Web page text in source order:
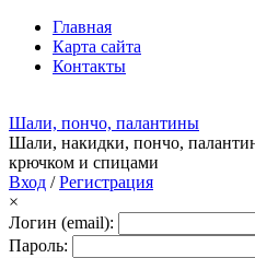
Главная
Карта сайта
Контакты
Шали, пончо, палантины
Шали, накидки, пончо,
крючком и спицами
Вход /Регистрация
×
Логин (email):
Пароль: